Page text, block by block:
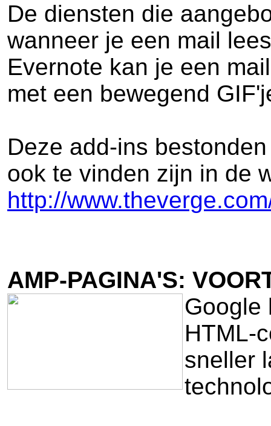
De diensten die
wanneer je een mail
Evernote kan je een
met een bewegend
Deze add-ins
ook te vinden zijn in de
http://
AMP-PAGINA'S:
Google
HTML-
sneller